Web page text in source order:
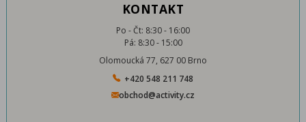
KONTAKT
Po - Čt: 8:30 - 16:00
Pá: 8:30 - 15:00
Olomoucká 77, 627 00 Brno
+420 548 211 748
obchod@activity.cz